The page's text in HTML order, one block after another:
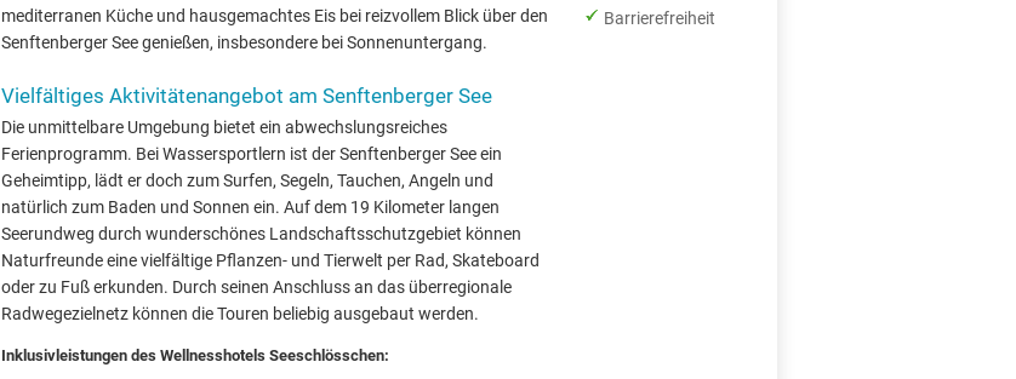
mediterranen Küche und hausgemachtes Eis bei reizvollem Blick über den
Senftenberger See genießen, insbesondere bei Sonnenuntergang.
Vielfältiges Aktivitätenangebot am Senftenberger See
Die unmittelbare Umgebung bietet ein abwechslungsreiches
Ferienprogramm. Bei Wassersportlern ist der Senftenberger See ein
Geheimtipp, lädt er doch zum Surfen, Segeln, Tauchen, Angeln und
natürlich zum Baden und Sonnen ein. Auf dem 19 Kilometer langen
Seerundweg durch wunderschönes Landschaftsschutzgebiet können
Naturfreunde eine vielfältige Pflanzen- und Tierwelt per Rad, Skateboard
oder zu Fuß erkunden. Durch seinen Anschluss an das überregionale
Radwegezielnetz können die Touren beliebig ausgebaut werden.
Inklusivleistungen des Wellnesshotels Seeschlösschen:
Barrierefreiheit